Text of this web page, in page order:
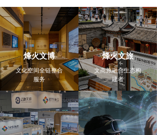
烽火文博
文化空间全链整合
服务
烽火文旅
文商旅融合生态构
建者